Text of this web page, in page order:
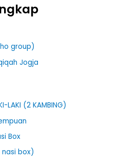
group)
Jogja
LAKI (2 KAMBING)
Box
box)